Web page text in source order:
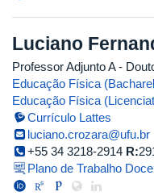
Luciano
Professor Adjunto A-
Educação Física
Educação Física
Currículo Lattes
luciano.crozara@ufu.br
+55 34 3218-2914 R:
Plano de Trabalho